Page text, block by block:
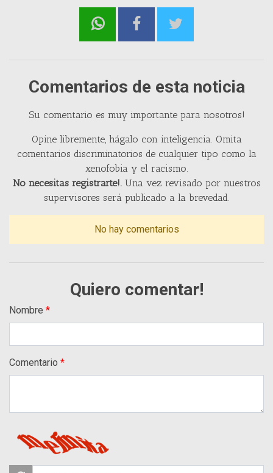
Comentarios de esta noticia
Su comentario es muy importante para nosotros!
Opine libremente, hágalo con inteligencia. Omita
comentarios discriminatorios de cualquier tipo como la
xenofobia y el racismo.
No necesitas registrarte!.Una vez revisado por nuestros
supervisores será publicado a la brevedad.
No hay comentarios
Quiero comentar!
Nombre
Comentario